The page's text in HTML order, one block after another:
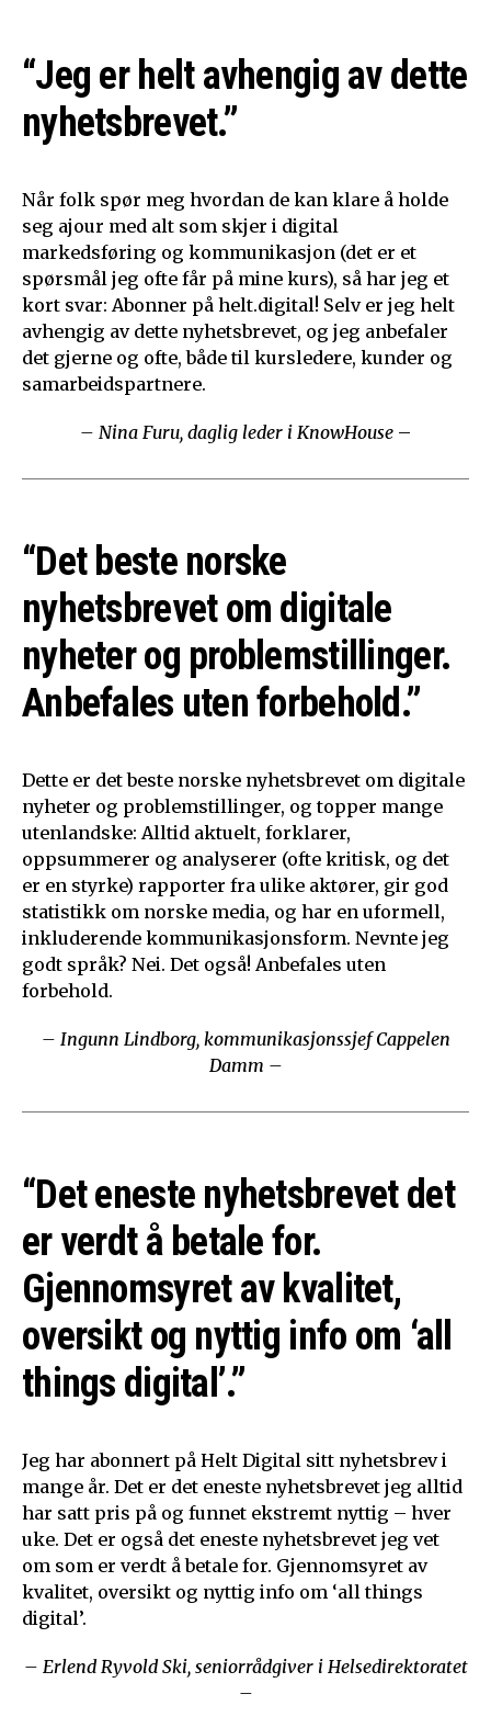
“Jeg er helt avhengig av dette
nyhetsbrevet.”
Når folk spør meg hvordan de kan klare å holde
seg ajour med alt som skjer i digital
markedsføring og kommunikasjon (det er et
spørsmål jeg ofte får på mine kurs), så har jeg et
kort svar: Abonner på helt.digital! Selv er jeg helt
avhengig av dette nyhetsbrevet, og jeg anbefaler
det gjerne og ofte, både til kursledere, kunder og
samarbeidspartnere.
– Nina Furu, daglig leder i KnowHouse –
“Det beste norske
nyhetsbrevet om digitale
nyheter og problemstillinger.
Anbefales uten forbehold.”
Dette er det beste norske nyhetsbrevet om digitale
nyheter og problemstillinger, og topper mange
utenlandske: Alltid aktuelt, forklarer,
oppsummerer og analyserer (ofte kritisk, og det
er en styrke) rapporter fra ulike aktører, gir god
statistikk om norske media, og har en uformell,
inkluderende kommunikasjonsform. Nevnte jeg
godt språk? Nei. Det også! Anbefales uten
forbehold.
– Ingunn Lindborg, kommunikasjonssjef Cappelen
Damm –
“Det eneste nyhetsbrevet det
er verdt å betale for.
Gjennomsyret av kvalitet,
oversikt og nyttig info om ‘all
things digital’.”
Jeg har abonnert på Helt Digital sitt nyhetsbrev i
mange år. Det er det eneste nyhetsbrevet jeg alltid
har satt pris på og funnet ekstremt nyttig – hver
uke. Det er også det eneste nyhetsbrevet jeg vet
om som er verdt å betale for. Gjennomsyret av
kvalitet, oversikt og nyttig info om ‘all things
digital’.
– Erlend Ryvold Ski, seniorrådgiver i Helsedirektoratet
–